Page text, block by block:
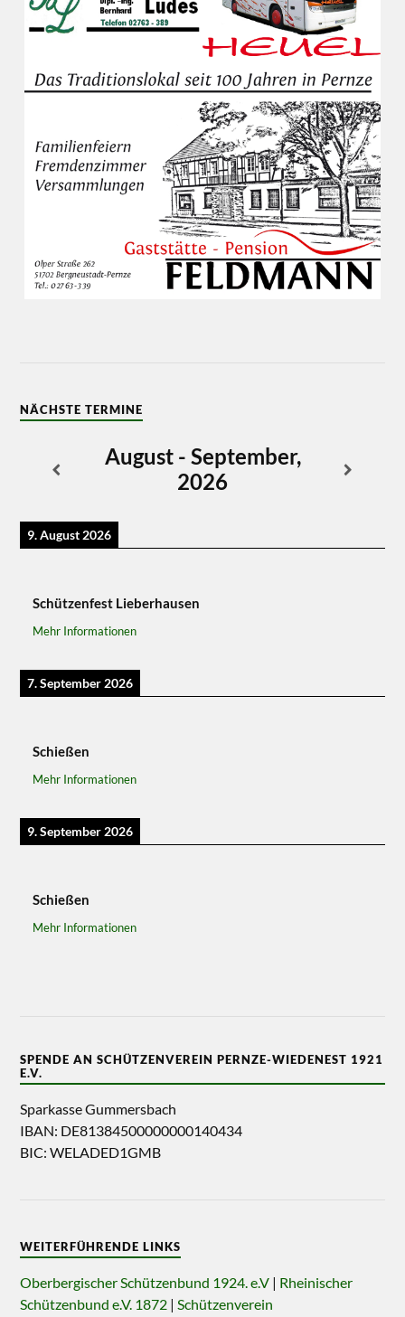
NÄCHSTE TERMINE
August - September,
2026
9. August 2026
Schützenfest Lieberhausen
Mehr Informationen
7. September 2026
Schießen
Mehr Informationen
9. September 2026
Schießen
Mehr Informationen
SPENDE AN SCHÜTZENVEREIN PERNZE-WIEDENEST 1921
E.V.
Sparkasse Gummersbach
IBAN: DE81384500000000140434
BIC: WELADED1GMB
WEITERFÜHRENDE LINKS
Oberbergischer Schützenbund 1924. e.V | Rheinischer
Schützenbund e.V. 1872 |Schützenverein